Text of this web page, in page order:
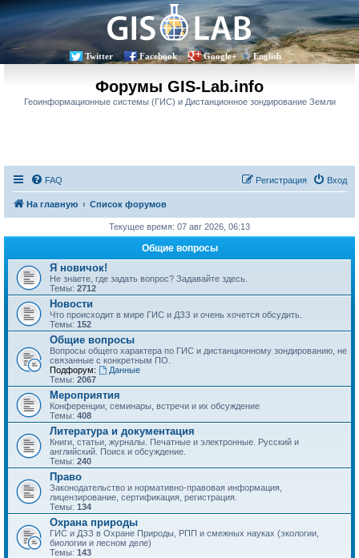
Twitter Facebook Google+ English
Форумы GIS-Lab.info
Геоинформационные системы (ГИС) и Дистанционное зондирование Земли
FAQ Вход
Регистрация
На главную Список форумов
Текущее время: 07 авг 2026, 06:13
Общие вопросы
Я новичок!
Не знаете, где задать вопрос? Задавайте здесь.
Темы: 2712
Новости
Что происходит в мире ГИС и ДЗЗ и очень хочется обсудить.
Темы: 152
Общие вопросы
Вопросы общего характера по ГИС и дистанционному зондированию, не
связанные с конкретным ПО.
Подфорум:
Данные
Темы: 2067
Мероприятия
Конференции, семинары, встречи и их обсуждение
Темы: 408
Литература и документация
Книги, статьи, журналы. Печатные и электронные. Русский и
английский. Поиск и обсуждение.
Темы: 240
Право
Законодательство и нормативно-правовая информация,
лицензирование, сертификация, регистрация.
Темы: 134
Охрана природы
ГИС и ДЗЗ в Охране Природы, РПП и смежных науках (экологии,
биологии и лесном деле)
Темы: 143